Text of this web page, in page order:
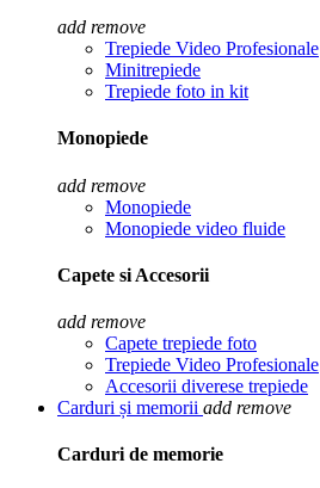
add remove
Trepiede Video Profesionale
Minitrepiede
Trepiede foto in kit
Monopiede
add remove
Monopiede
Monopiede video fluide
Capete si Accesorii
add remove
Capete trepiede foto
Trepiede Video Profesionale
Accesorii diverese trepiede
Carduri și memorii add remove
Carduri de memorie